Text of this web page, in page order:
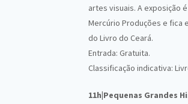
artes visuais. A exposição
Mercúrio Produções e fica
do Livro do Ceará.
Entrada: Gratuita.
Classificação indicativa:
11h|Pequenas Grandes